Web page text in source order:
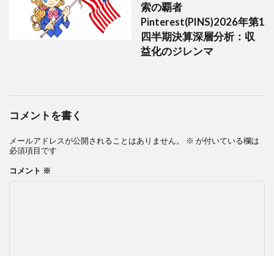
索の覇者
Pinterest(PINS)2026年第1
四半期決算深層分析：収
益化のジレンマ
コメントを書く
メールアドレスが公開されることはありません。 ※ が付いている欄は
必須項目です
コメント ※